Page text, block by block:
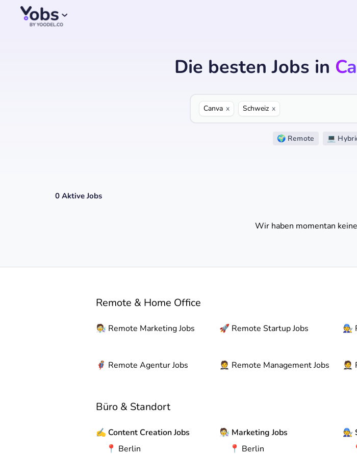
Die besten Jobs in
Canva x Schweiz x
🌍 Remote 💻
0 Aktive Jobs
Wir haben momentan
Remote & Home Office
🧑‍🔬 Remote Marketing Jobs 🚀 Remote Startup Jobs 🧑‍🔧
🦸 Remote Agentur Jobs 🤵 Remote Management Jobs 🤵
Büro & Standort
✍️ Content Creation Jobs
📍 Berlin
🧑‍🔬 Marketing Jobs
📍 Berlin
🧑‍🔧